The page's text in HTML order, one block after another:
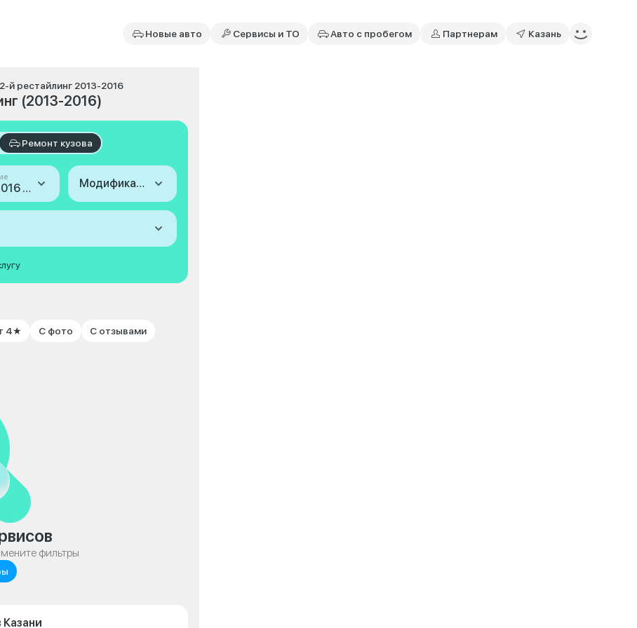
Новые авто Сервисы и ТО Авто с пробегом Партнерам Казань
2-й рестайлинг 2013-2016
(2013-2016)
Ремонт кузова
2013-2016 (I, 2-й рестайлинг) Модификация
4★ С фото С отзывами
фильтры